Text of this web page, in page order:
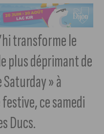
transforme le
plus déprimant de
» à
festive, ce samedi
Ducs.